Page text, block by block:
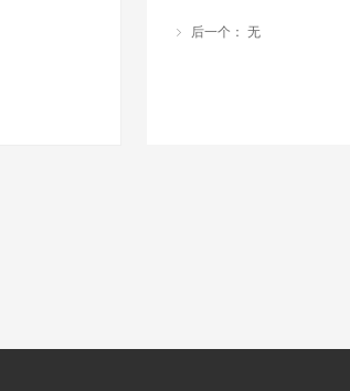
ꁇ 后一个： 无